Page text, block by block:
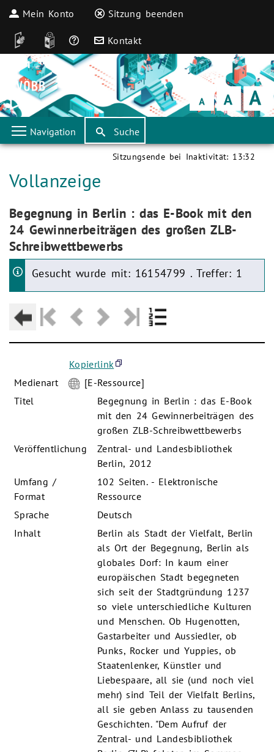
Mein Konto Sitzung beenden
DGS Leichte Sprache
Häufige Fragen
Kontakt
Schrift
klein Schrift
normal Schrift
groß
Navigation Suche
Sitzungsende bei Inaktivität: 13:32
Aktuelle Seite:
Vollanzeige
Aktuelle Seite:
Begegnung in Berlin : das E-Book mit den
24 Gewinnerbeiträgen des großen ZLB-
Schreibwettbewerbs
Gesucht wurde mit: 16154799 . Treffer: 1
Kopierlink
Medienart
[E-Ressource]
Titel
Begegnung in Berlin : das E-Book
mit den 24 Gewinnerbeiträgen des
großen ZLB-Schreibwettbewerbs
Veröffentlichung
Zentral- und Landesbibliothek
Berlin, 2012
Umfang /
Format
102 Seiten. - Elektronische
Ressource
Sprache
Deutsch
Inhalt
Berlin als Stadt der Vielfalt, Berlin
als Ort der Begegnung, Berlin als
globales Dorf: In kaum einer
europäischen Stadt begegneten
sich seit der Stadtgründung 1237
so viele unterschiedliche Kulturen
und Menschen. Ob Hugenotten,
Gastarbeiter und Aussiedler, ob
Punks, Rocker und Yuppies, ob
Staatenlenker, Künstler und
Liebespaare, all sie (und noch viel
mehr) sind Teil der Vielfalt Berlins,
all sie geben Anlass zu tausenden
Geschichten. "Dem Aufruf der
Zentral- und Landesbibliothek